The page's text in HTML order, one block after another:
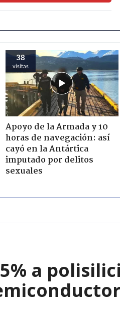
38
visitas
Apoyo de la Armada y 10
horas de navegación: así
cayó en la Antártica
imputado por delitos
sexuales
a